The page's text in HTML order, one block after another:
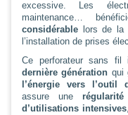
excessive. Les
maintenance…
considérable lors de la
l’installation de prises
Ce perforateur sans
dernière génération qui
l’énergie vers l’outil
assure une
d’utilisations intensives